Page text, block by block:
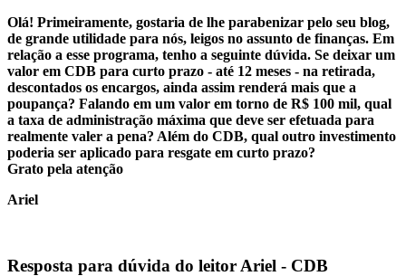
Olá! Primeiramente, gostaria de lhe parabenizar pelo seu blog,
de grande utilidade para nós, leigos no assunto de finanças. Em
relação a esse programa, tenho a seguinte dúvida. Se deixar um
valor em CDB para curto prazo - até 12 meses - na retirada,
descontados os encargos, ainda assim renderá mais que a
poupança? Falando em um valor em torno de R$ 100 mil, qual
a taxa de administração máxima que deve ser efetuada para
realmente valer a pena? Além do CDB, qual outro investimento
poderia ser aplicado para resgate em curto prazo?
Grato pela atenção
Ariel
Resposta para dúvida do leitor Ariel - CDB